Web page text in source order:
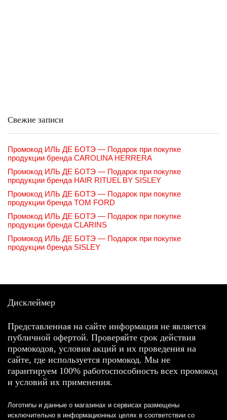
Свежие записи
Промокод ИЛЬ ДЕ БОТЭ — Подарок при покупке
продукции бренда CAROLINA HERRERA
Промокод ИЛЬ ДЕ БОТЭ — Подарок при покупке
продукции бренда HAIR RITUEL BY SISLEY
Промокод ИЛЬ ДЕ БОТЭ — Подарок при покупке
продукции бренда TOM FORD
Промокод ИЛЬ ДЕ БОТЭ — Подарок при покупке
продукции бренда CLARINS
Промокод ИЛЬ ДЕ БОТЭ — Подарок при покупке
продукции бренда SISLEY
Дисклеймер
Представленная на сайте информация не является
публичной офертой. Проверяйте срок действия
промокодов, условия акций и их проведения на
сайте, где используется промокод. Мы не
гарантируем 100% работоспособность всех промокод
и условий их применения.
Логотипы и данные о магазинах и сервисах размещены
исключительно в информационных целях в соответствии со